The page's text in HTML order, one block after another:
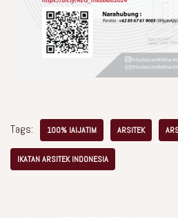
Tags: 100% IAIJATIM ARSITEK
IKATAN ARSITEK INDONESIA